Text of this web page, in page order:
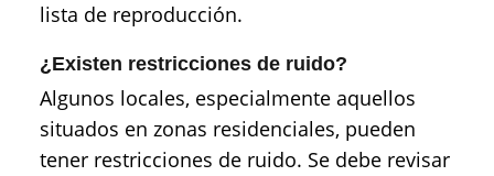
lista de reproducción.
¿Existen restricciones de ruido?
Algunos locales, especialmente aquellos
situados en zonas residenciales, pueden
tener restricciones de ruido. Se debe revisar